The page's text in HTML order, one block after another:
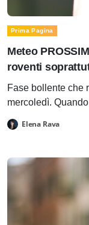
Prima Pagina
Meteo
roventi
Fase bollente che
mercoledì.
Elena Rava